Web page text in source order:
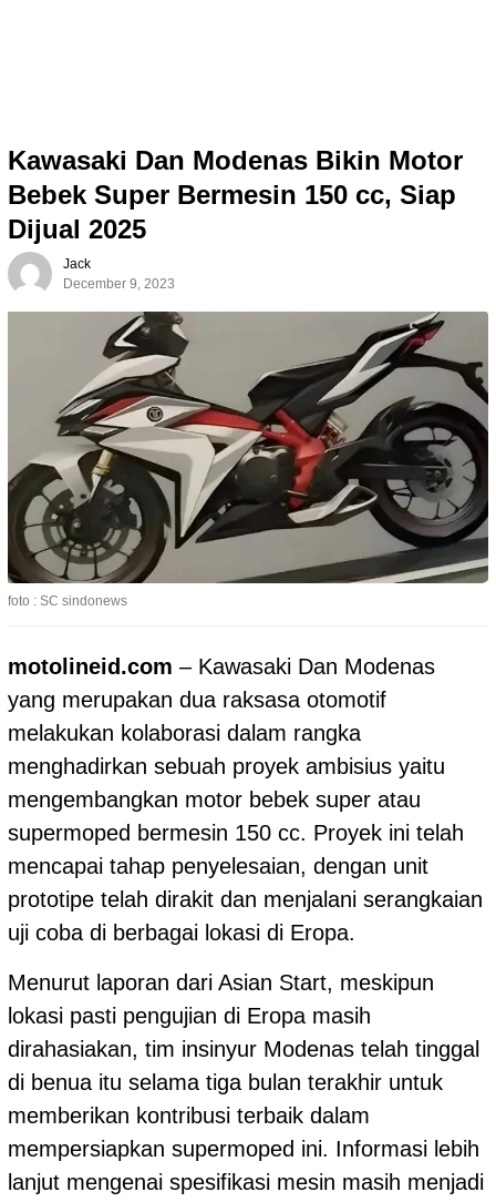
Kawasaki Dan Modenas Bikin Motor
Bebek Super Bermesin 150 cc, Siap
Dijual 2025
Jack
December 9, 2023
foto : SC sindonews
motolineid.com – Kawasaki Dan Modenas
yang merupakan dua raksasa otomotif
melakukan kolaborasi dalam rangka
menghadirkan sebuah proyek ambisius yaitu
mengembangkan motor bebek super atau
supermoped bermesin 150 cc. Proyek ini telah
mencapai tahap penyelesaian, dengan unit
prototipe telah dirakit dan menjalani serangkaian
uji coba di berbagai lokasi di Eropa.
Menurut laporan dari Asian Start, meskipun
lokasi pasti pengujian di Eropa masih
dirahasiakan, tim insinyur Modenas telah tinggal
di benua itu selama tiga bulan terakhir untuk
memberikan kontribusi terbaik dalam
mempersiapkan supermoped ini. Informasi lebih
lanjut mengenai spesifikasi mesin masih menjadi